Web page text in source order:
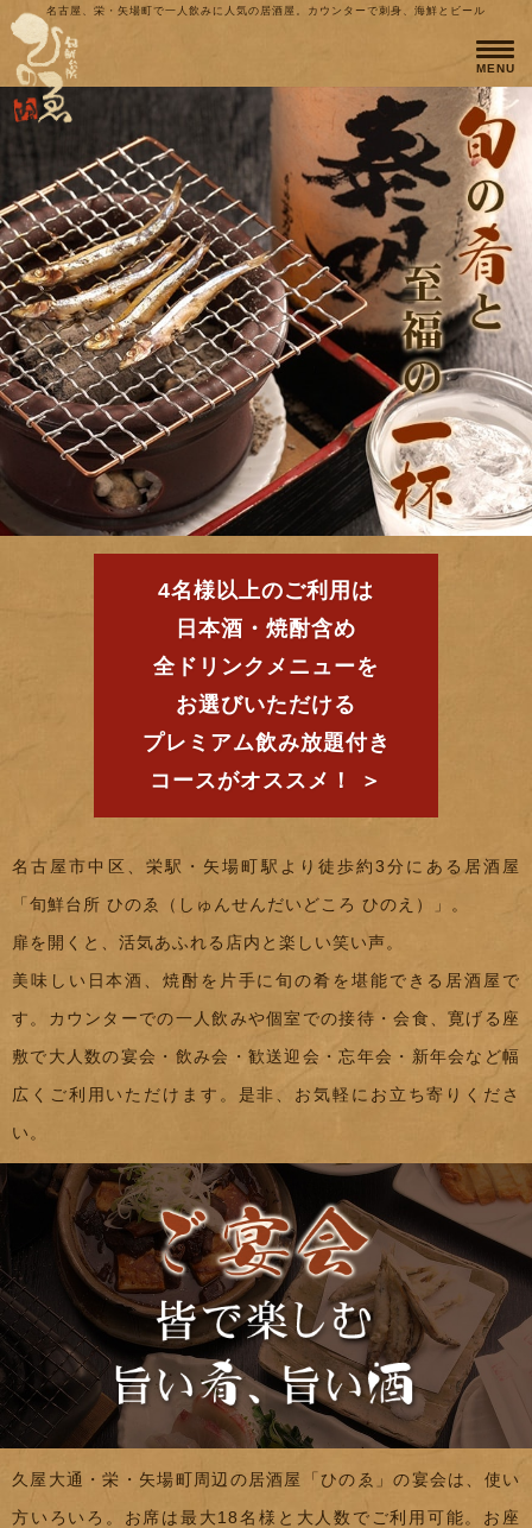
名古屋、栄・矢場町で一人飲みに人気の居酒屋。カウンターで刺身、海鮮とビール
MENU
4名様以上のご利用は
日本酒・焼酎含め
全ドリンクメニューを
お選びいただける
プレミアム飲み放題付き
コースがオススメ！ ＞
名古屋市中区、栄駅・矢場町駅より徒歩約3分にある居酒屋
「旬鮮台所 ひのゑ（しゅんせんだいどころ ひのえ）」。
扉を開くと、活気あふれる店内と楽しい笑い声。
美味しい日本酒、焼酎を片手に旬の肴を堪能できる居酒屋で
す。カウンターでの一人飲みや個室での接待・会食、寛げる座
敷で大人数の宴会・飲み会・歓送迎会・忘年会・新年会など幅
広くご利用いただけます。是非、お気軽にお立ち寄りくださ
い。
久屋大通・栄・矢場町周辺の居酒屋「ひのゑ」の宴会は、使い
方いろいろ。お席は最大18名様と大人数でご利用可能。お座